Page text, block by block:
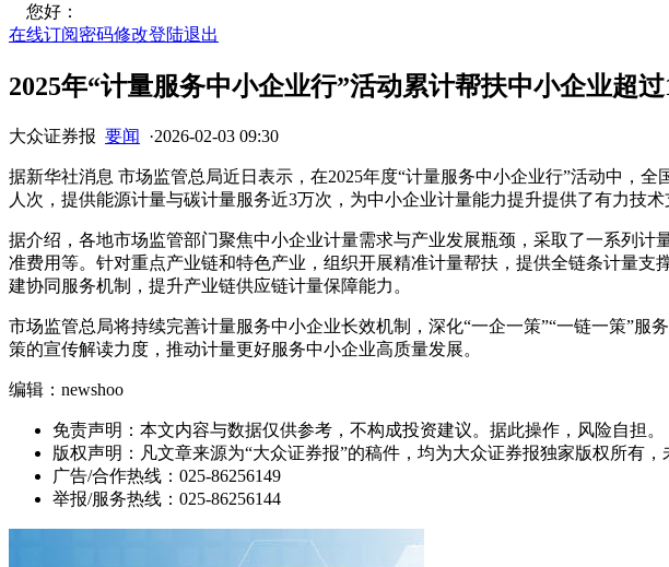
您好：
在线订阅密码修改登陆退出
2025年“计量服务中小企业行”活动累计帮扶中小企业超过
大众证券报 要闻 ·2026-02-03 09:30
据新华社消息 市场监管总局近日表示，在2025年度“计量服务中小企业行”活动中，
人次，提供能源计量与碳计量服务近3万次，为中小企业计量能力提升提供了有力技术
据介绍，各地市场监管部门聚焦中小企业计量需求与产业发展瓶颈，采取了一系列
准费用等。针对重点产业链和特色产业，组织开展精准计量帮扶，提供全链条计量
建协同服务机制，提升产业链供应链计量保障能力。
市场监管总局将持续完善计量服务中小企业长效机制，深化“一企一策”“一链一策”
策的宣传解读力度，推动计量更好服务中小企业高质量发展。
编辑：newshoo
免责声明：本文内容与数据仅供参考，不构成投资建议。据此操作，风险自担。
版权声明：凡文章来源为“大众证券报”的稿件，均为大众证券报独家版权所有
广告/合作热线：025-86256149
举报/服务热线：025-86256144